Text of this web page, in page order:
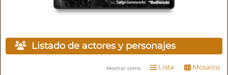
Listado de actores y personajes
Mostrar como Lista Mosaico